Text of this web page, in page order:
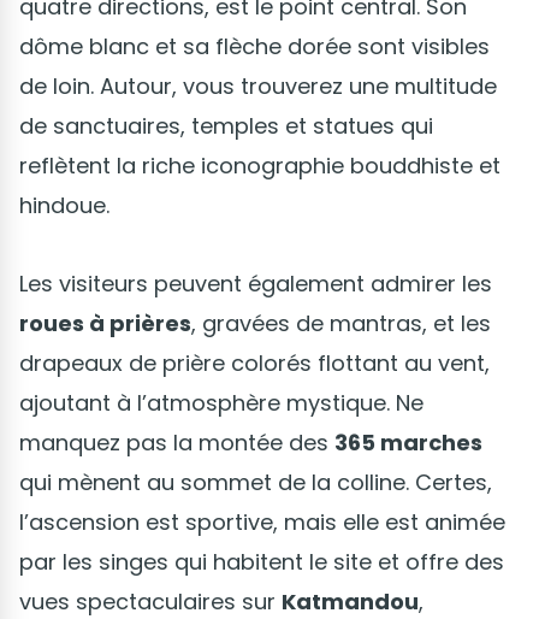
quatre directions, est le point central. Son
dôme blanc et sa flèche dorée sont visibles
de loin. Autour, vous trouverez une multitude
de sanctuaires, temples et statues qui
reflètent la riche iconographie bouddhiste et
hindoue.
Les visiteurs peuvent également admirer les
roues à prières, gravées de mantras, et les
drapeaux de prière colorés flottant au vent,
ajoutant à l’atmosphère mystique. Ne
manquez pas la montée des 365 marches
qui mènent au sommet de la colline. Certes,
l’ascension est sportive, mais elle est animée
par les singes qui habitent le site et offre des
vues spectaculaires sur Katmandou,